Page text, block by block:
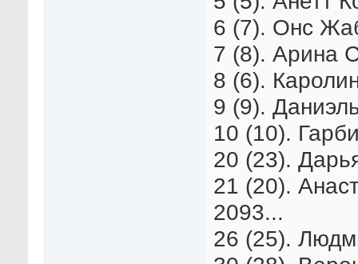
6 (7). Онс
7 (8). Арина
8 (6).
9 (9).
10 (10).
20 (23).
21 (20).
2093...
26 (25).